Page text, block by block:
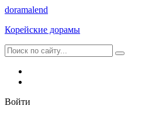
doramalend
Корейские дорамы
Войти